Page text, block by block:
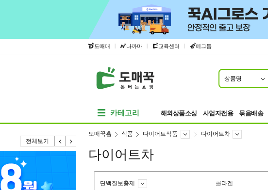
도매매 | 나까마 | 교육센터 | 에그돔
상품명
카테고리 해외상품소싱 사업자전용 묶음배송
전체보기
도매꾹홈 식품 다이어트식품 다이어트차
다이어트차
단백질보충제 콜라겐